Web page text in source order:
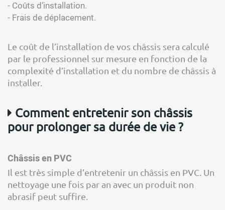
- Coûts d’installation.
- Frais de déplacement.
Le coût de l’installation de vos châssis sera calculé
par le professionnel sur mesure en fonction de la
complexité d’installation et du nombre de châssis à
installer.
Comment entretenir son châssis
pour prolonger sa durée de vie ?
Châssis en PVC
Il est très simple d’entretenir un châssis en PVC. Un
nettoyage une fois par an avec un produit non
abrasif peut suffire.